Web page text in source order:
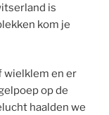
is
kom je
wielklem en er
op de
haalden we